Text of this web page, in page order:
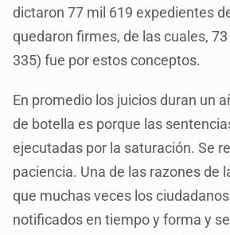
dictaron 77 mil 619 expedientes
quedaron firmes, de las cuales,
335) fue por estos conceptos.
En promedio los juicios duran un
de botella es porque las
ejecutadas por la saturación. Se
paciencia. Una de las razones de
que muchas veces los
notificados en tiempo y forma y